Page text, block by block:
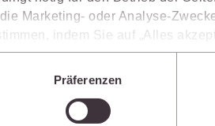
Marketing- oder Analyse-
indem Sie auf „Alles
dass die mittels der Cookies
die ein niedrigeres
Hinweisen zum
Präferenzen
Die juris KI-Suite belegt ihre
nachvollziehbaren, zitierfähigen